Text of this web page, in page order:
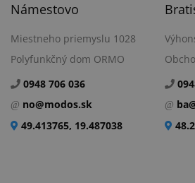
Námestovo
Miestneho priemyslu 1028
Polyfunkčný dom ORMO
0948 706 036
no@modos.sk
49.413765, 19.487038